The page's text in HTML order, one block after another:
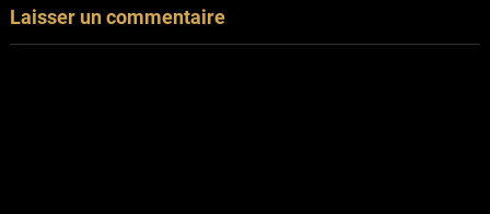
Laisser un commentaire